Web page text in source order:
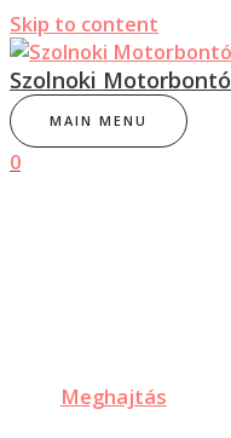
Skip to content
Szolnoki Motorbontó
MAIN MENU
0
Meghajtás